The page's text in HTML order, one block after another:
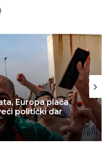
Europa plaća
politički dar